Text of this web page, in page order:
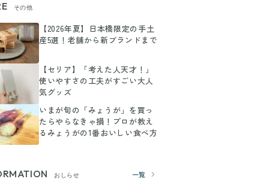
その他
【2026年夏】日本橋限定の手土
産5選！老舗から新ブランドまで
【セリア】「考えた人天才！」
使いやすさの工夫がすごい大人
気グッズ
いまが旬の「みょうが」を買っ
たらやらなきゃ損！プロが教え
るみょうがの1番おいしい食べ方
おしらせ 一覧